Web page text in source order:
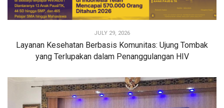
JULY 29, 2026
Layanan Kesehatan Berbasis Komunitas: Ujung Tombak
yang Terlupakan dalam Penanggulangan HIV